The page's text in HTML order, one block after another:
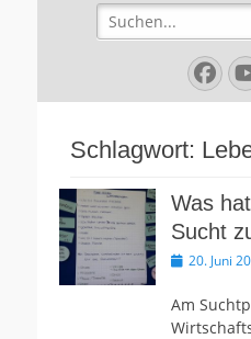
Suchen
nach:
Schlagwort:
Was
Sucht
Veröffentlicht
20. Juni
Am